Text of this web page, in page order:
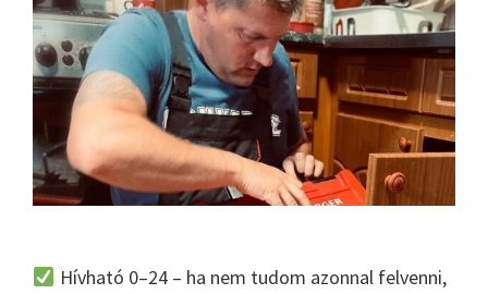
Hívható 0–24 – ha nem tudom azonnal felvenni,